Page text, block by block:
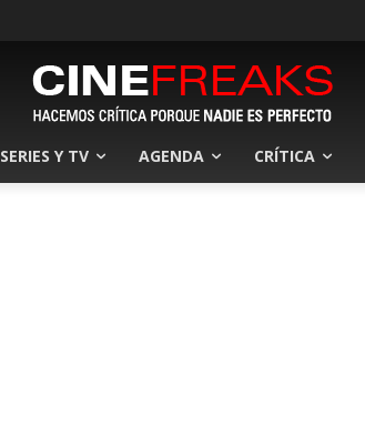
SERIES Y TV AGENDA CRÍTICA